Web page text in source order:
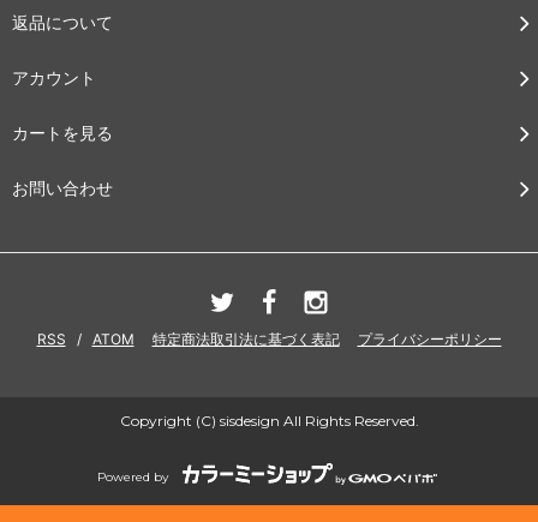
返品について
アカウント
カートを見る
お問い合わせ
RSS / ATOM 特定商法取引法に基づく表記 プライバシーポリシー
Copyright (C) sisdesign All Rights Reserved.
Powered by